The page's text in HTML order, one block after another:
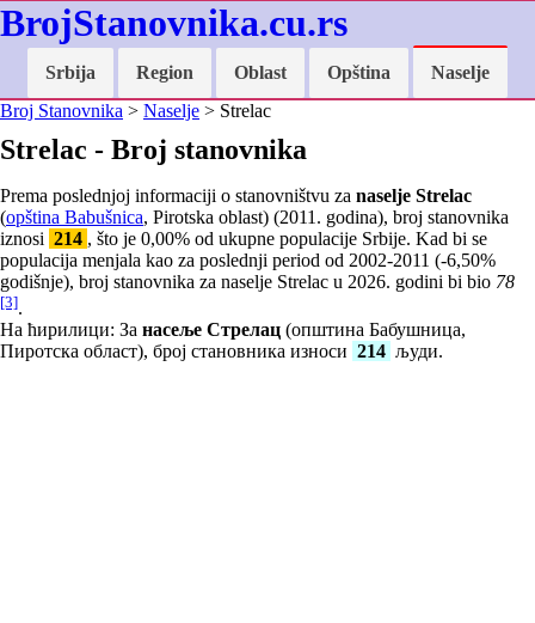
BrojStanovnika.cu.rs
Srbija Region Oblast Opština
Naselje
Broj Stanovnika > Naselje > Strelac
Strelac - Broj stanovnika
Prema poslednjoj informaciji o stanovništvu za naselje Strelac
(opština Babušnica, Pirotska oblast) (2011. godina), broj stanovnika
iznosi 214 , što je 0,00% od ukupne populacije Srbije. Kad bi se
populacija menjala kao za poslednji period od 2002-2011 (-6,50%
godišnje), broj stanovnika za naselje Strelac u 2026. godini bi bio 78
[3].
На ћирилици: За насеље Стрелац (општина Бабушница,
Пиротска област), број становника износи 214 људи.